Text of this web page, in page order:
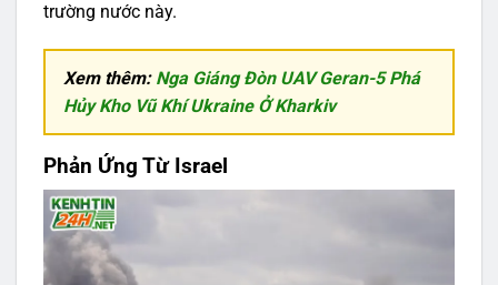
trường nước này.
Xem thêm: Nga Giáng Đòn UAV Geran-5 Phá
Hủy Kho Vũ Khí Ukraine Ở Kharkiv
Phản Ứng Từ Israel